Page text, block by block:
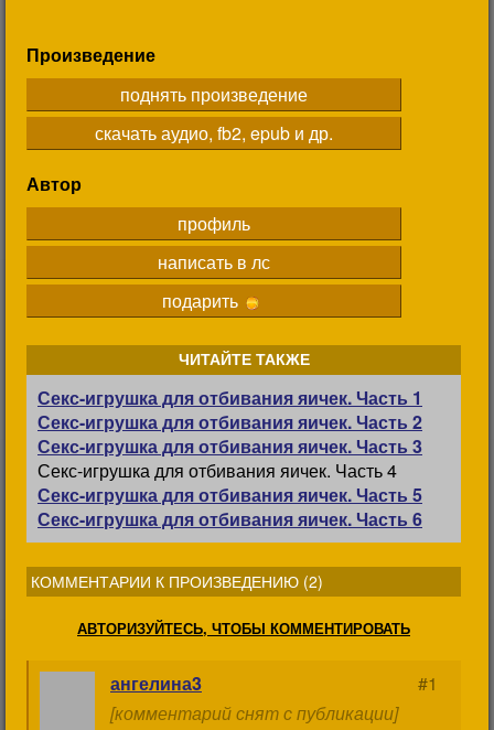
Произведение
поднять произведение
скачать аудио, fb2, epub и др.
Автор
профиль
написать в лс
подарить
ЧИТАЙТЕ ТАКЖЕ
Секс-игрушка для отбивания яичек. Часть 1
Секс-игрушка для отбивания яичек. Часть 2
Секс-игрушка для отбивания яичек. Часть 3
Секс-игрушка для отбивания яичек. Часть 4
Секс-игрушка для отбивания яичек. Часть 5
Секс-игрушка для отбивания яичек. Часть 6
КОММЕНТАРИИ К ПРОИЗВЕДЕНИЮ (2)
АВТОРИЗУЙТЕСЬ, ЧТОБЫ КОММЕНТИРОВАТЬ
ангелина3
#1
[комментарий снят с публикации]